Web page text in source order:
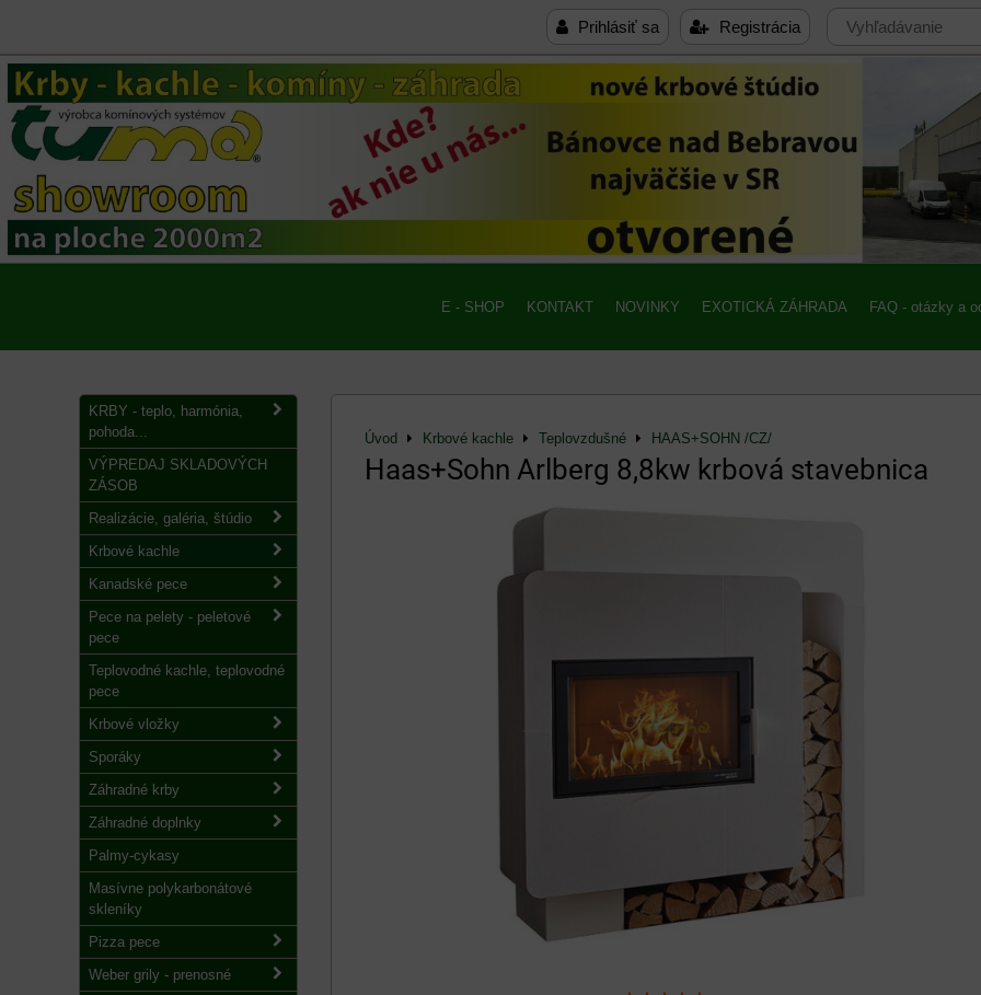
Prihlásiť sa Registrácia
E - SHOP KONTAKT NOVINKY EXOTICKÁ ZÁHRADA FAQ - otázky a
Úvod Krbové kachle Teplovzdušné HAAS+SOHN /CZ/
Haas+Sohn Arlberg 8,8kw krbová stavebnica
KRBY - teplo, harmónia,
pohoda...
VÝPREDAJ SKLADOVÝCH
ZÁSOB
Realizácie, galéria, štúdio
Krbové kachle
Kanadské pece
Pece na pelety - peletové
pece
Teplovodné kachle, teplovodné
pece
Krbové vložky
Sporáky
Záhradné krby
Záhradné doplnky
Palmy-cykasy
Masívne polykarbonátové
skleníky
Pizza pece
Weber grily - prenosné